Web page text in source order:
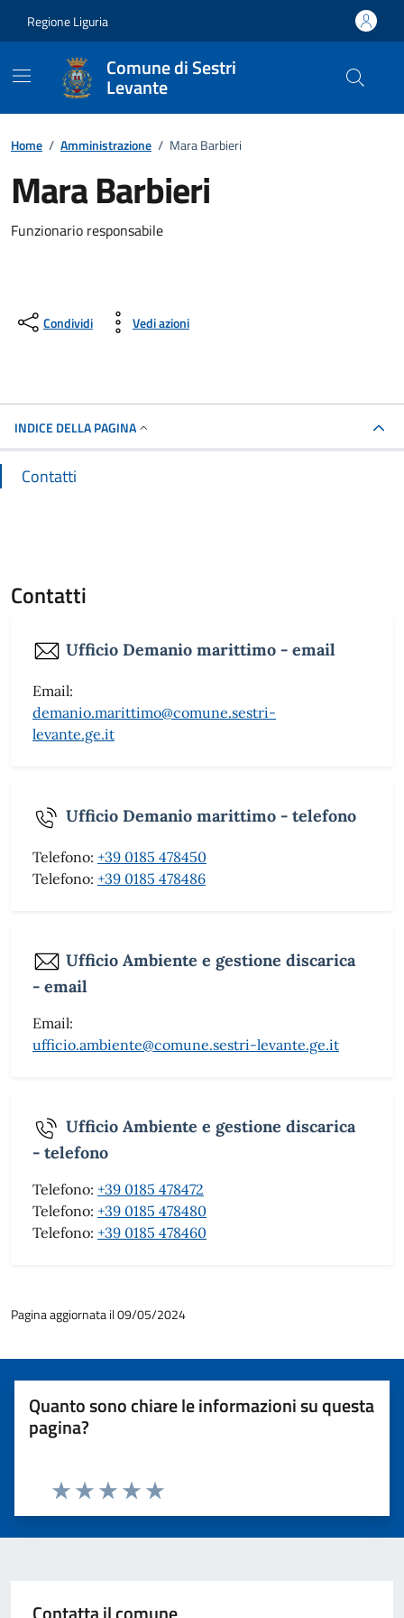
Regione Liguria
Comune di Sestri
Levante
Home / Amministrazione / Mara Barbieri
Mara Barbieri
Funzionario responsabile
Condividi Vedi azioni
INDICE DELLA PAGINA
Contatti
Contatti
Ufficio Demanio marittimo - email
Email:
demanio.marittimo@comune.sestri-
levante.ge.it
Ufficio Demanio marittimo - telefono
Telefono: +39 0185 478450
Telefono: +39 0185 478486
Ufficio Ambiente e gestione discarica
- email
Email:
ufficio.ambiente@comune.sestri-levante.ge.it
Ufficio Ambiente e gestione discarica
- telefono
Telefono: +39 0185 478472
Telefono: +39 0185 478480
Telefono: +39 0185 478460
Pagina aggiornata il 09/05/2024
Quanto sono chiare le informazioni su questa
pagina?
Valuta 5 stelle su 5
Valuta 4 stelle su 5
Valuta 3 stelle su 5
Valuta 2 stelle su 5
Valuta 1 stelle su 5